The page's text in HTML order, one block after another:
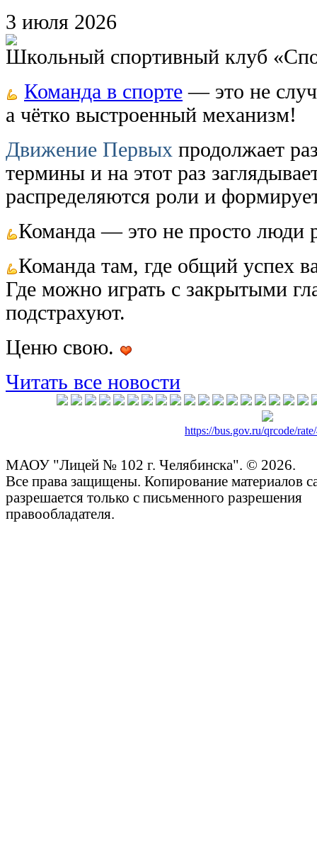
3 июля 2026
Школьный спортивный клуб
Команда в спорте — это не
а чётко выстроенный механизм!
Движение Первых продолжает
термины и на этот раз
распределяются роли и
Команда — это не просто люди
Команда там, где общий успех
Где можно играть с закрытыми
подстрахуют.
Ценю свою.
Читать все новости
https://bus.gov.ru/qrcode/
МАОУ "Лицей № 102 г. Челябинска". © 2026.
Все права защищены. Копирование материалов
разрешается только с письменного разрешения
правообладателя.